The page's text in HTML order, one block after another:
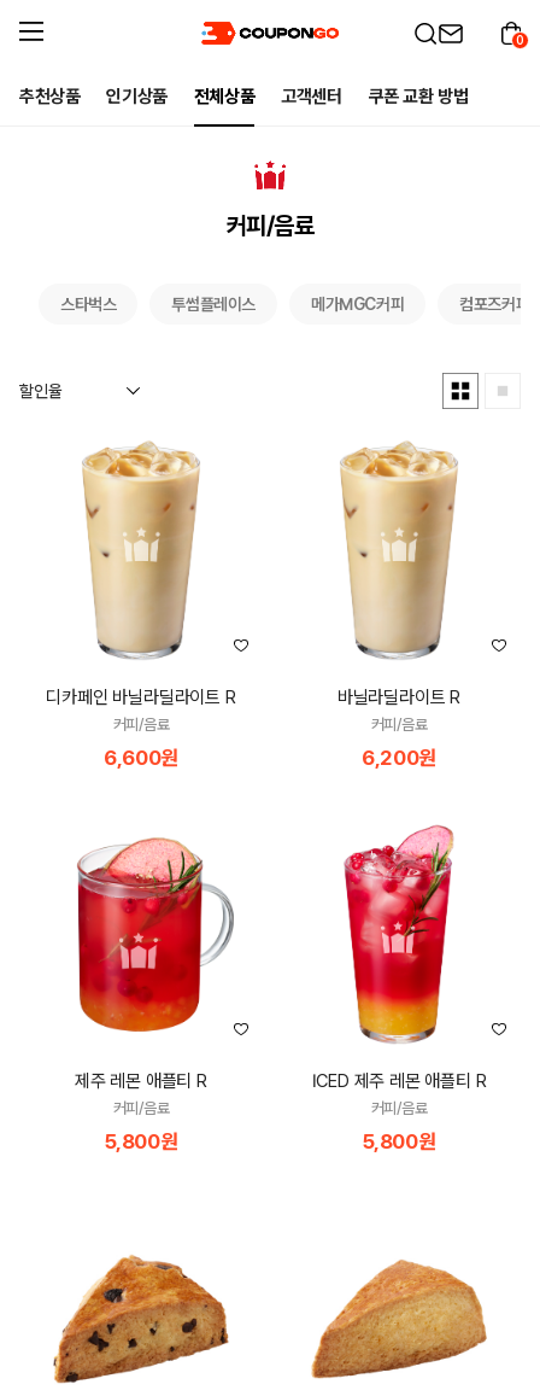
추천상품 인기상품 전체상품 고객센터 쿠폰 교환 방법
0
커피/음료
스타벅스 투썸플레이스 메가MGC커피 컴포즈커피
디카페인 바닐라딜라이트 R
커피/음료
6,600원
바닐라딜라이트 R
커피/음료
6,200원
제주 레몬 애플티 R
커피/음료
5,800원
ICED 제주 레몬 애플티 R
커피/음료
5,800원